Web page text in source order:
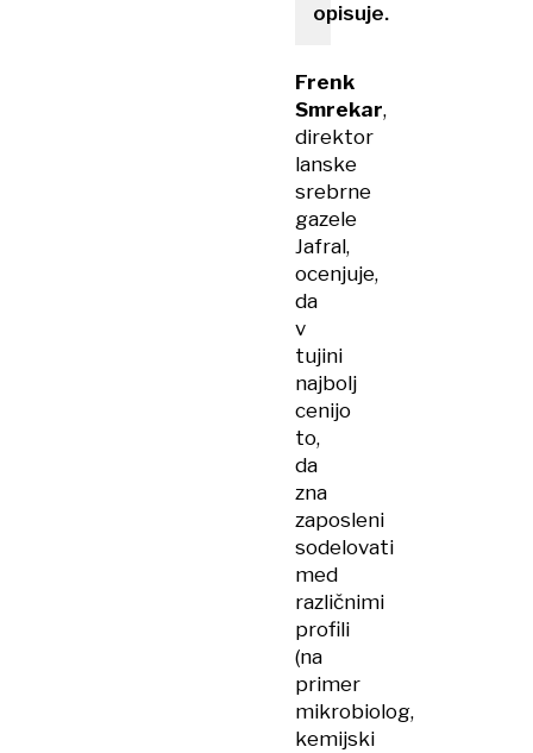
opisuje.
Frenk
Smrekar,
direktor
lanske
srebrne
gazele
Jafral,
ocenjuje,
da
v
tujini
najbolj
cenijo
to,
da
zna
zaposleni
sodelovati
med
različnimi
profili
(na
primer
mikrobiolog,
kemijski